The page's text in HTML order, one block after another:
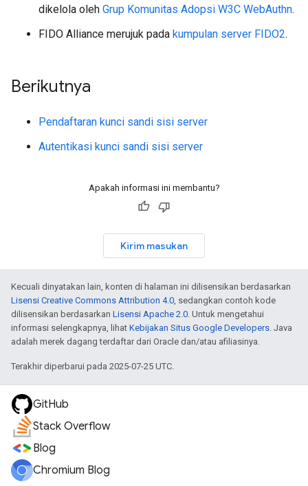
dikelola oleh Grup Komunitas Adopsi W3C WebAuthn.
FIDO Alliance merujuk pada kumpulan server FIDO2.
Berikutnya
Pendaftaran kunci sandi sisi server
Autentikasi kunci sandi sisi server
Apakah informasi ini membantu?
Kirim masukan
Kecuali dinyatakan lain, konten di halaman ini dilisensikan berdasarkan
Lisensi Creative Commons Attribution 4.0, sedangkan contoh kode
dilisensikan berdasarkan Lisensi Apache 2.0. Untuk mengetahui
informasi selengkapnya, lihat Kebijakan Situs Google Developers. Java
adalah merek dagang terdaftar dari Oracle dan/atau afiliasinya.
Terakhir diperbarui pada 2025-07-25 UTC.
GitHub
Stack Overflow
Blog
Chromium Blog